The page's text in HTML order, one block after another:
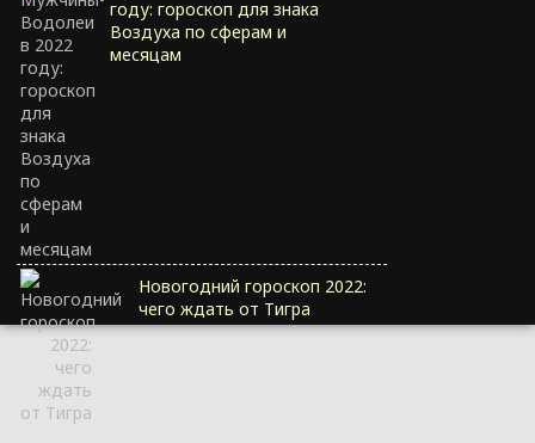
году: гороскоп для знака
Воздуха по сферам и
месяцам
Новогодний гороскоп 2022:
чего ждать от Тигра